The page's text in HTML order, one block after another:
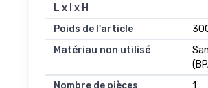
L x l x H
Poids de l'article
Matériau non utilisé
Nombre de pièces
1